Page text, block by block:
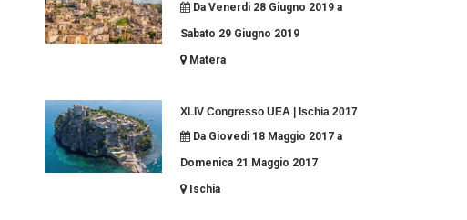
Da Venerdi 28 Giugno 2019 a
Sabato 29 Giugno 2019
Matera
XLIV Congresso UEA | Ischia 2017
Da Giovedi 18 Maggio 2017 a
Domenica 21 Maggio 2017
Ischia